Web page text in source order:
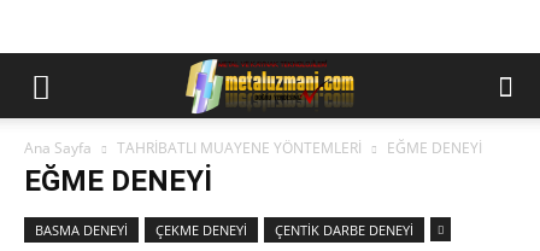
Ana Sayfa TAHRİBATLI MUAYENE YÖNTEMLERİ EĞME DENEYİ
EĞME DENEYİ
BASMA DENEYİ ÇEKME DENEYİ ÇENTİK DARBE DENEYİ